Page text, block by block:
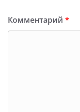
Комментарий *